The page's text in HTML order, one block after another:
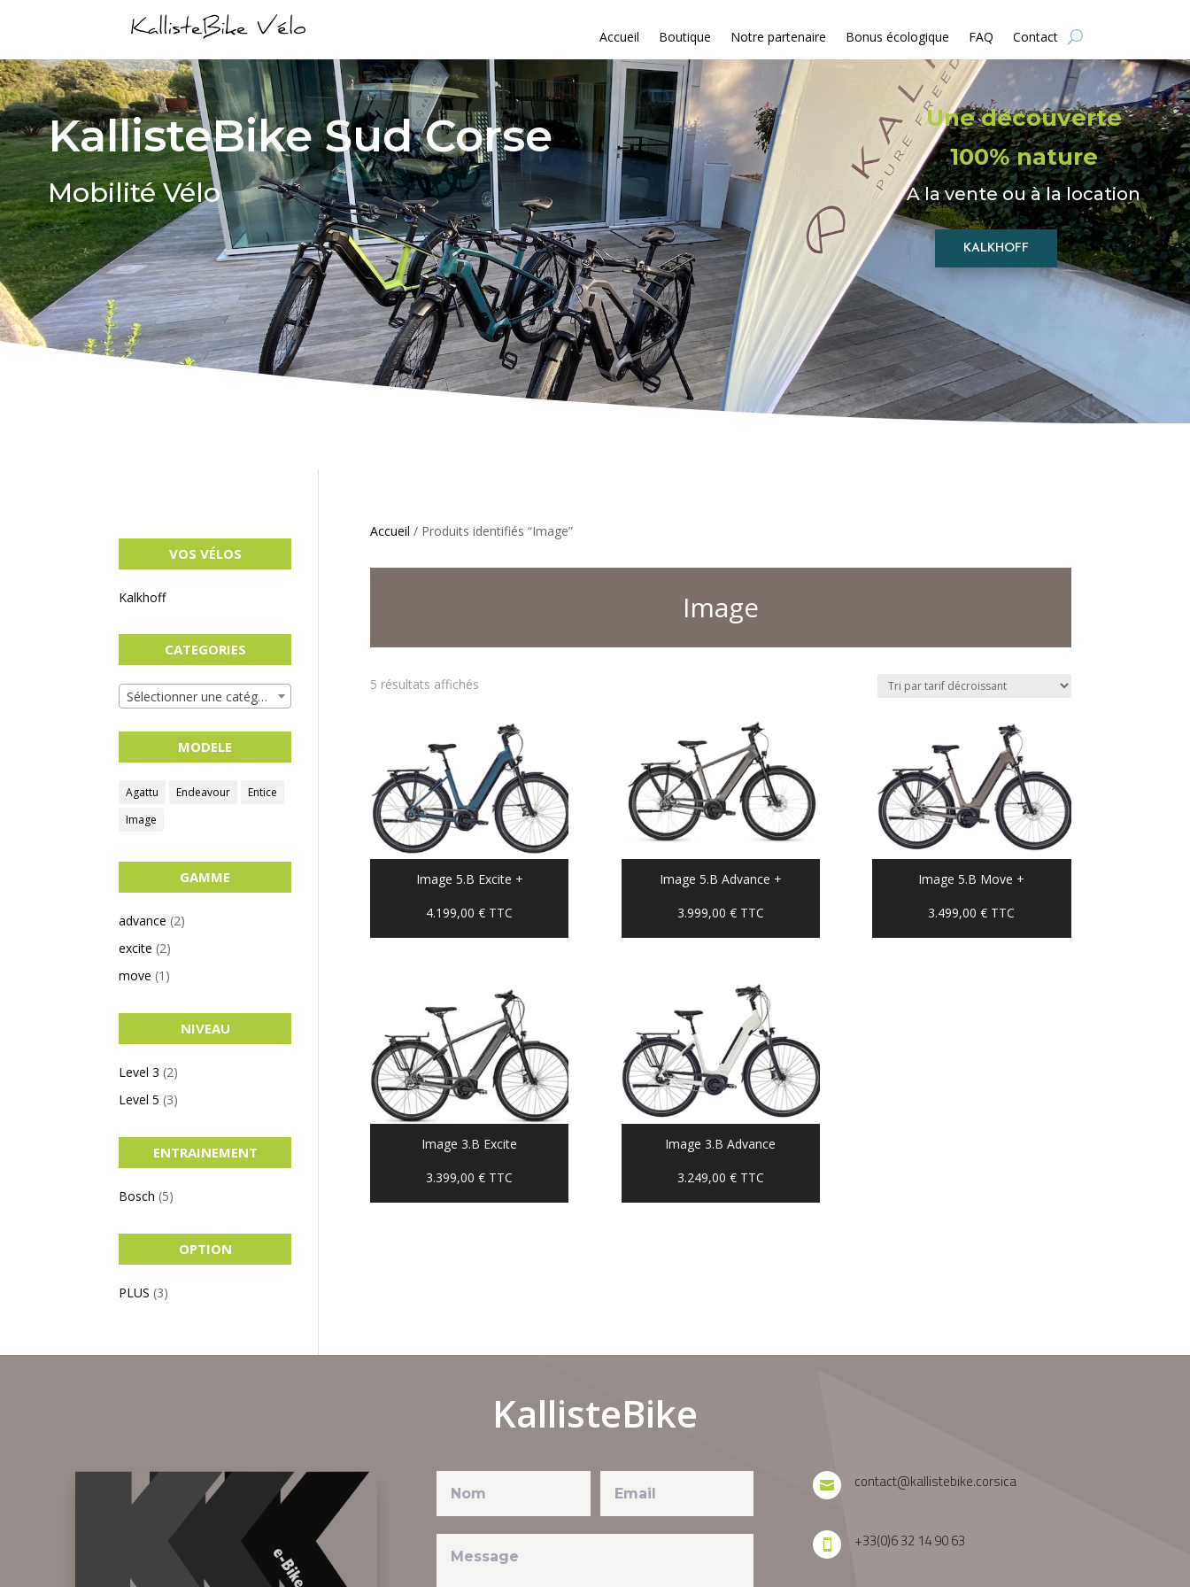
Accueil Boutique Notre partenaire Bonus écologique FAQ Contact
KallisteBike Sud Corse
Mobilité Vélo
Une découverte
100% nature
A la vente ou à la location
KALKHOFF
Accueil / Produits identifiés “Image”
Image
5 résultats affichésTrié
décroissant
Image 5.B Excite +
4.199,00€ TTC
Image 5.B Advance +
3.999,00 € TTC
Image 5.B Move +
3.499,00€ TTC
Image 3.B Excite
3.399,00€ TTC
Image 3.B Advance
3.249,00 € TTC
VOS VÉLOS
Kalkhoff
CATEGORIES
Sélectionner une catégorie
MODELE
Agattu Endeavour
Entice
Image
GAMME
advance (2)
excite (2)
move (1)
NIVEAU
Level 3 (2)
Level 5 (3)
ENTRAINEMENT
Bosch (5)
OPTION
PLUS (3)
KallisteBike
 contact@kallistebike.corsica
 +33(0)6 32 14 90 63